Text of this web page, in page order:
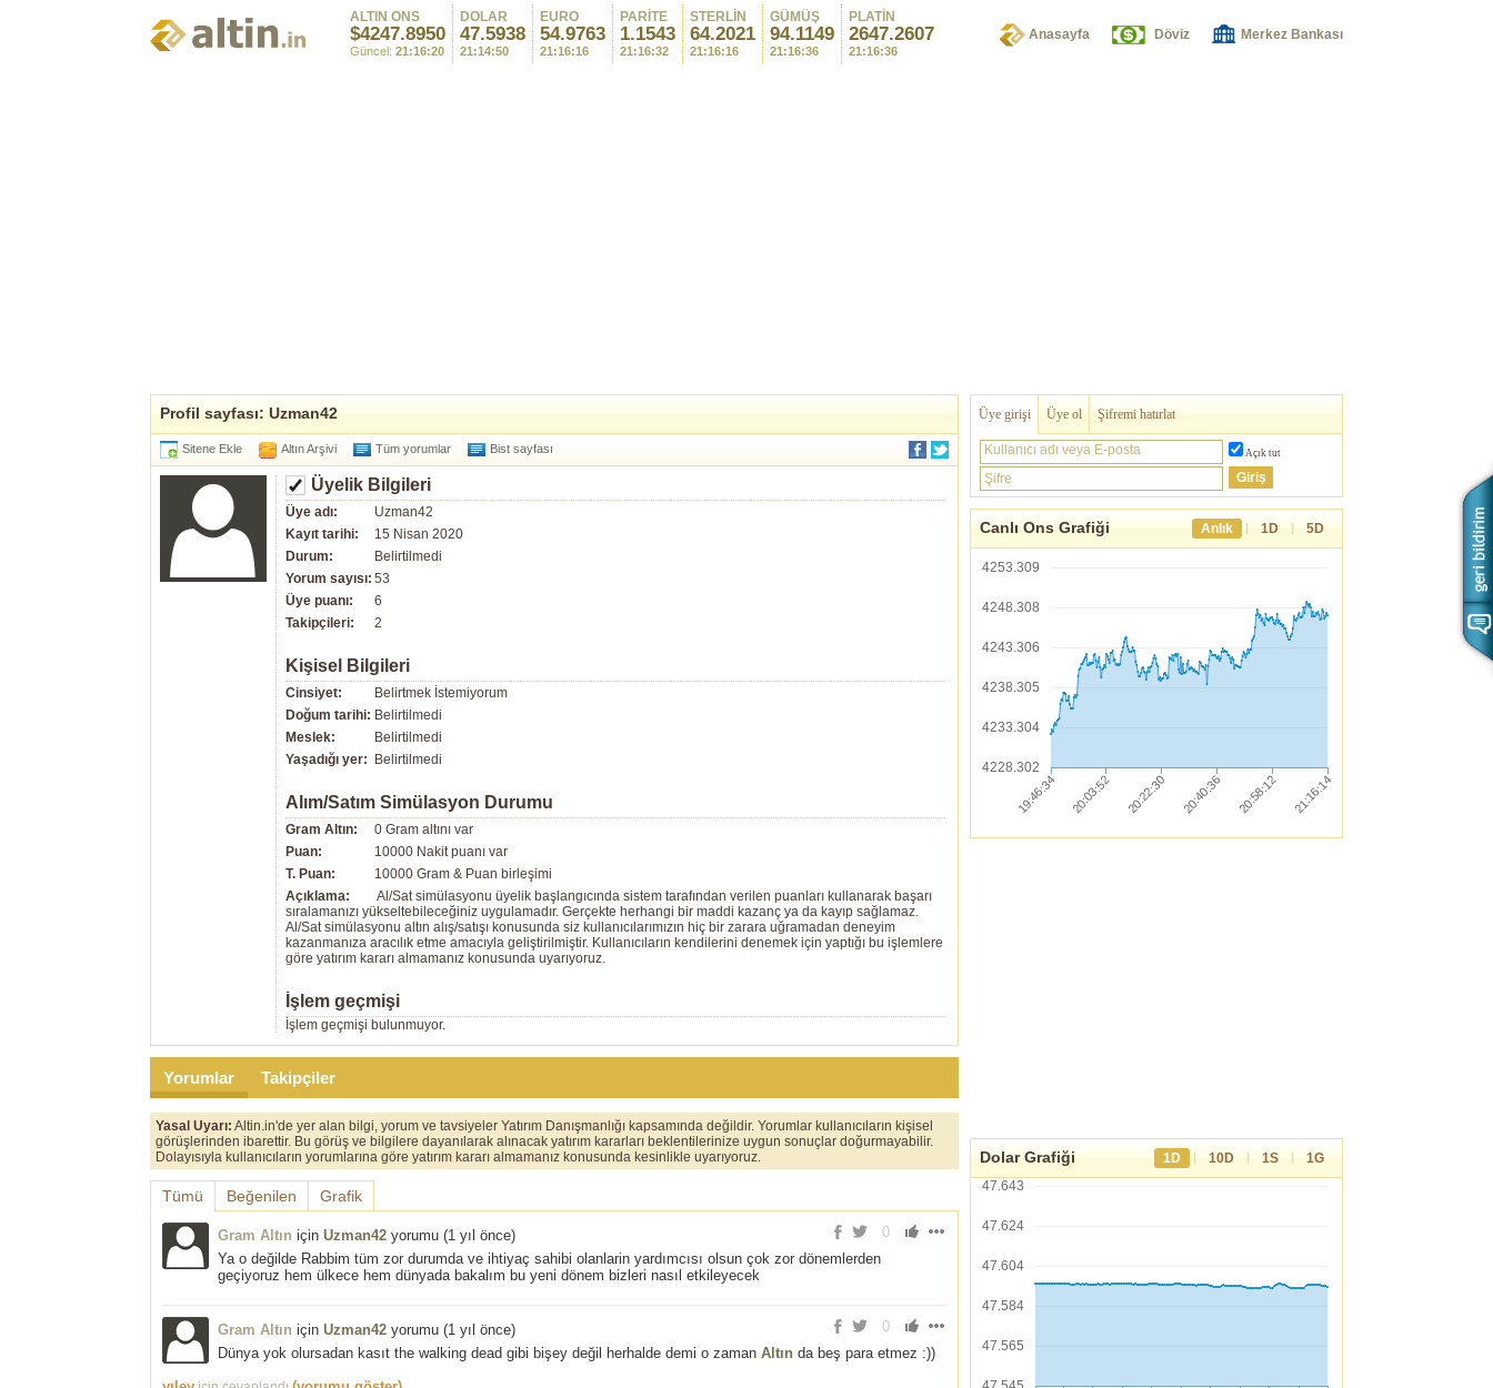
ALTIN ONS
$4247.8950
Güncel: 21:16:20
DOLAR
47.5938
21:14:50
EURO
54.9763
21:16:16
PARİTE
1.1543
21:16:32
STERLİN
64.2021
21:16:16
GÜMÜŞ
94.1149
21:16:36
PLATİN
2647.2607
21:16:36
Anasayfa Döviz Merkez Bankası
Profil sayfası: Uzman42
Sitene Ekle Altın Arşivi Tüm yorumlar Bist sayfası
Üyelik Bilgileri
Üye adı:
Uzman42
Kayıt tarihi:
15 Nisan 2020
Durum:
Belirtilmedi
Yorum sayısı: 53
Üye puanı:
6
Takipçileri:
2
Kişisel Bilgileri
Cinsiyet:
Belirtmek İstemiyorum
Doğum tarihi: Belirtilmedi
Meslek:
Belirtilmedi
Yaşadığı yer:
Belirtilmedi
Alım/Satım Simülasyon Durumu
Gram Altın:
0 Gram altını var
Puan:
10000 Nakit puanı var
T. Puan:
10000 Gram & Puan birleşimi
Açıklama:
Al/Sat simülasyonu üyelik başlangıcında sistem tarafından verilen puanları kullanarak başarı
sıralamanızı yükseltebileceğiniz uygulamadır. Gerçekte herhangi bir maddi kazanç ya da kayıp sağlamaz.
Al/Sat simülasyonu altın alış/satışı konusunda siz kullanıcılarımızın hiç bir zarara uğramadan deneyim
kazanmanıza aracılık etme amacıyla geliştirilmiştir. Kullanıcıların kendilerini denemek için yaptığı bu işlemlere
göre yatırım kararı almamanız konusunda uyarıyoruz.
İşlem geçmişi
İşlem geçmişi bulunmuyor.
Yorumlar Takipçiler
Yasal Uyarı: Altin.in'de yer alan bilgi, yorum ve tavsiyeler Yatırım Danışmanlığı kapsamında değildir. Yorumlar kullanıcıların kişisel
görüşlerinden ibarettir. Bu görüş ve bilgilere dayanılarak alınacak yatırım kararları beklentilerinize uygun sonuçlar doğurmayabilir.
Dolayısıyla kullanıcıların yorumlarına göre yatırım kararı almamanız konusunda kesinlikle uyarıyoruz.
Tümü Beğenilen Grafik
0
Gram Altın için Uzman42 yorumu (1 yıl önce)
Ya o değilde Rabbim tüm zor durumda ve ihtiyaç sahibi olanlarin yardımcısı olsun çok zor dönemlerden
geçiyoruz hem ülkece hem dünyada bakalım bu yeni dönem bizleri nasıl etkileyecek
0
Gram Altın için Uzman42 yorumu (1 yıl önce)
Dünya yok olursadan kasıt the walking dead gibi bişey değil herhalde demi o zaman Altın da beş para etmez :))
Üye girişi Üye ol Şifremi hatırlat
Kullanıcı adı veya E-posta Açık tut
Şifre
Canlı Ons Grafiği Anlık | 1D | 5D
4253.309
4248.308
4243.306
4238.305
4233.304
4228.302
Dolar Grafiği 1D | 10D | 1S |
1G
47.643
47.624
47.604
47.584
47.565